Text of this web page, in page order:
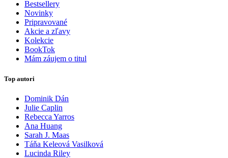
Bestsellery
Novinky
Pripravované
Akcie a zľavy
Kolekcie
BookTok
Mám záujem o titul
Top autori
Dominik Dán
Julie Caplin
Rebecca Yarros
Ana Huang
Sarah J. Maas
Táňa Keleová Vasilková
Lucinda Riley